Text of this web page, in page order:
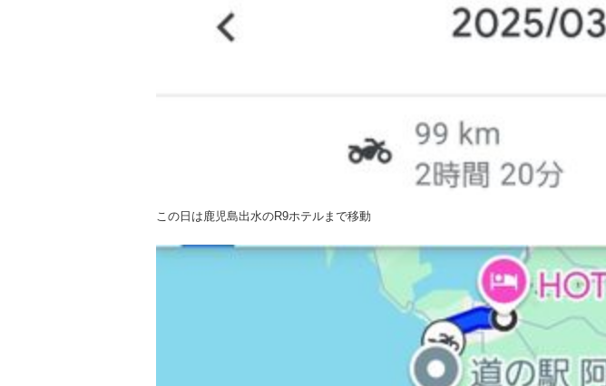
この日は鹿児島出水のR9ホテルまで移動